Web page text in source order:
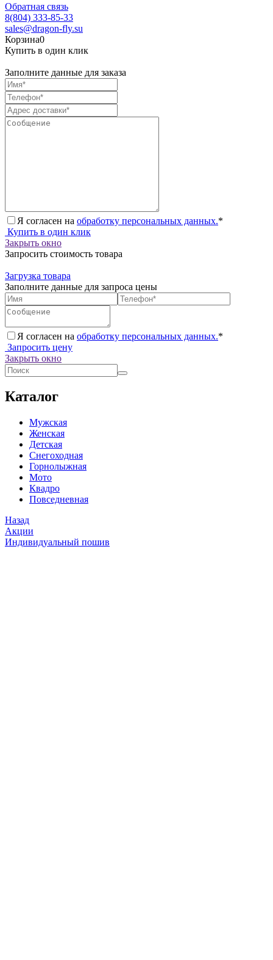
Обратная связь
8(804) 333-85-33
sales@dragon-fly.su
Корзина0
Купить в один клик
Заполните данные для заказа
Я согласен на обработку персональных данных.*
Купить в один клик
Закрыть окно
Запросить стоимость товара
Загрузка товара
Заполните данные для запроса цены
Я согласен на обработку персональных данных.*
Запросить цену
Закрыть окно
Каталог
Мужская
Женская
Детская
Снегоходная
Горнолыжная
Мото
Квадро
Повседневная
Назад
Акции
Индивидуальный пошив